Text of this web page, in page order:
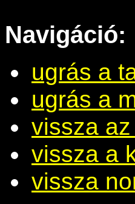
Navigáció:
ugrás a
ugrás a
vissza
vissza a
vissza